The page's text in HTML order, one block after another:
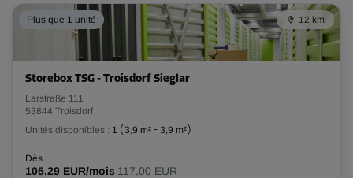
Plus que 1 unité 12 km
Storebox TSG - Troisdorf Sieglar
Larstraße 111
53844 Troisdorf
Unités disponibles : 1 ( 3,9 m² - 3,9 m²)
Dès
105,29 EUR/mois 117,00 EUR